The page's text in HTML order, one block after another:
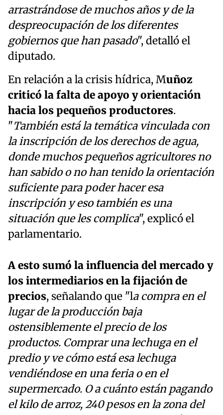
arrastrándose de muchos años y de la
despreocupación de los diferentes
gobiernos que han pasado", detalló el
diputado.
En relación a la crisis hídrica, Muñoz
criticó la falta de apoyo y orientación
hacia los pequeños productores.
"También está la temática vinculada con
la inscripción de los derechos de agua,
donde muchos pequeños agricultores no
han sabido o no han tenido la orientación
suficiente para poder hacer esa
inscripción y eso también es una
situación que les complica", explicó el
parlamentario.
A esto sumó la influencia del mercado y
los intermediarios en la fijación de
precios, señalando que "la compra en el
lugar de la producción baja
ostensiblemente el precio de los
productos. Comprar una lechuga en el
predio y ve cómo está esa lechuga
vendiéndose en una feria o en el
supermercado. O a cuánto están pagando
el kilo de arroz, 240 pesos en la zona del